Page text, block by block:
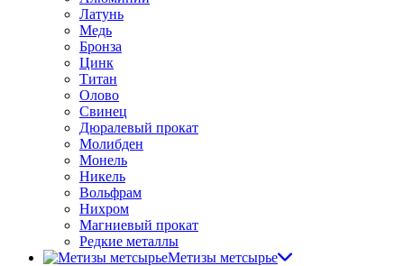
Латунь
Медь
Бронза
Цинк
Титан
Олово
Свинец
Дюралевый прокат
Молибден
Монель
Никель
Вольфрам
Нихром
Магниевый прокат
Редкие металлы
Метизы метсырье